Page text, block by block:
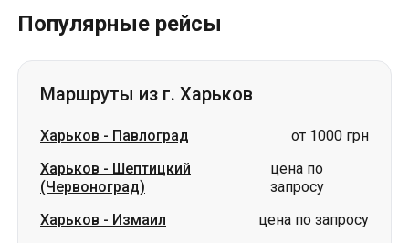
Популярные рейсы
Маршруты из г. Харьков
Харьков - Павлоград
от 1000 грн
Харьков - Шептицкий
(Червоноград)
цена по
запросу
Харьков - Измаил
цена по запросу